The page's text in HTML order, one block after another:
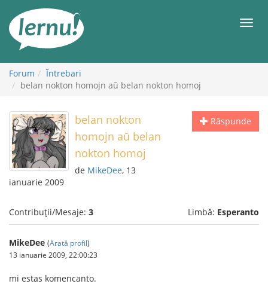
conținut
Forum
Întrebari
belan nokton homojn aŭ belan nokton homoj
Răspunde
belan nokton
homojn aŭ belan
nokton homoj
de MikeDee, 13
ianuarie 2009
Contribuții/Mesaje: 3 Limbă: Esperanto
MikeDee (Arată profil)
13 ianuarie 2009, 22:00:23
mi estas komencanto.